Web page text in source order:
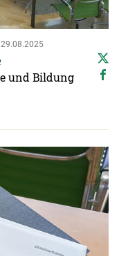
29.08.2025
und Bildung